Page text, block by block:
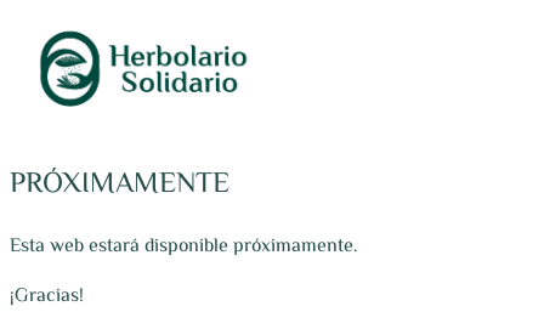
PRÓXIMAMENTE
Esta web estará disponible próximamente.
¡Gracias!